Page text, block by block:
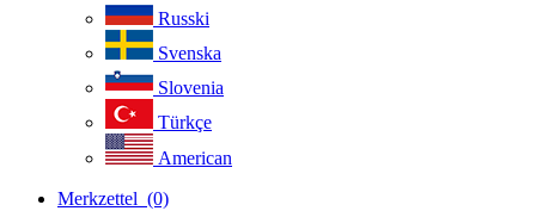
Russki
Svenska
Slovenia
Türkçe
American
Merkzettel (0)